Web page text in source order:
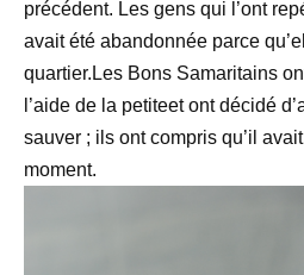
précédent. Les gens qui l’ont
avait été abandonnée parce
quartier.Les Bons Samaritains
l’aide de la petiteet ont décidé
sauver ; ils ont compris qu’il
moment.